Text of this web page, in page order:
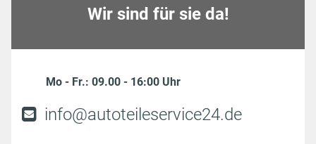
Wir sind für sie da!
Mo - Fr.: 09.00 - 16:00 Uhr
info@autoteileservice24.de